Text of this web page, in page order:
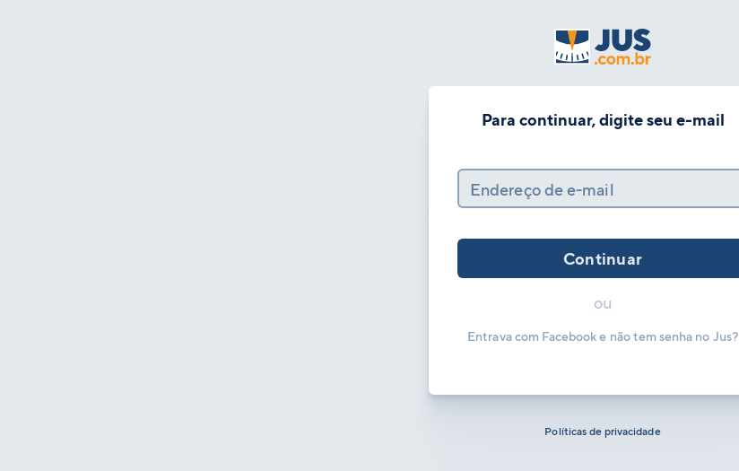
Para continuar, digite seu e-mail
Endereço de e-mail
Continuar
ou
Entrava com Facebook e não tem senha no Jus?
Políticas de privacidade